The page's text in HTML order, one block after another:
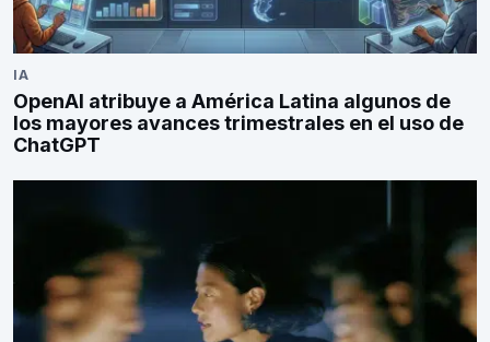
IA
OpenAI atribuye a América Latina algunos de
los mayores avances trimestrales en el uso de
ChatGPT